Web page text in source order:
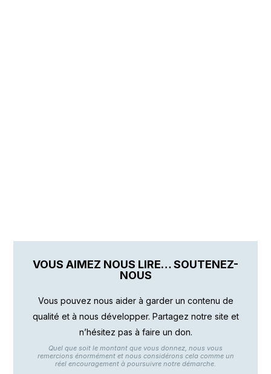
VOUS AIMEZ NOUS LIRE… SOUTENEZ-
NOUS
Vous pouvez nous aider à garder un contenu de
qualité et à nous développer. Partagez notre site et
n’hésitez pas à faire un don.
Quel que soit le montant que vous donnez, nous vous
remercions énormément et nous considérons cela comme un
réel encouragement à poursuivre notre démarche.